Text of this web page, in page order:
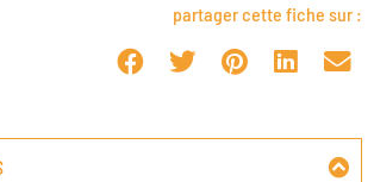
partager cette fiche sur :